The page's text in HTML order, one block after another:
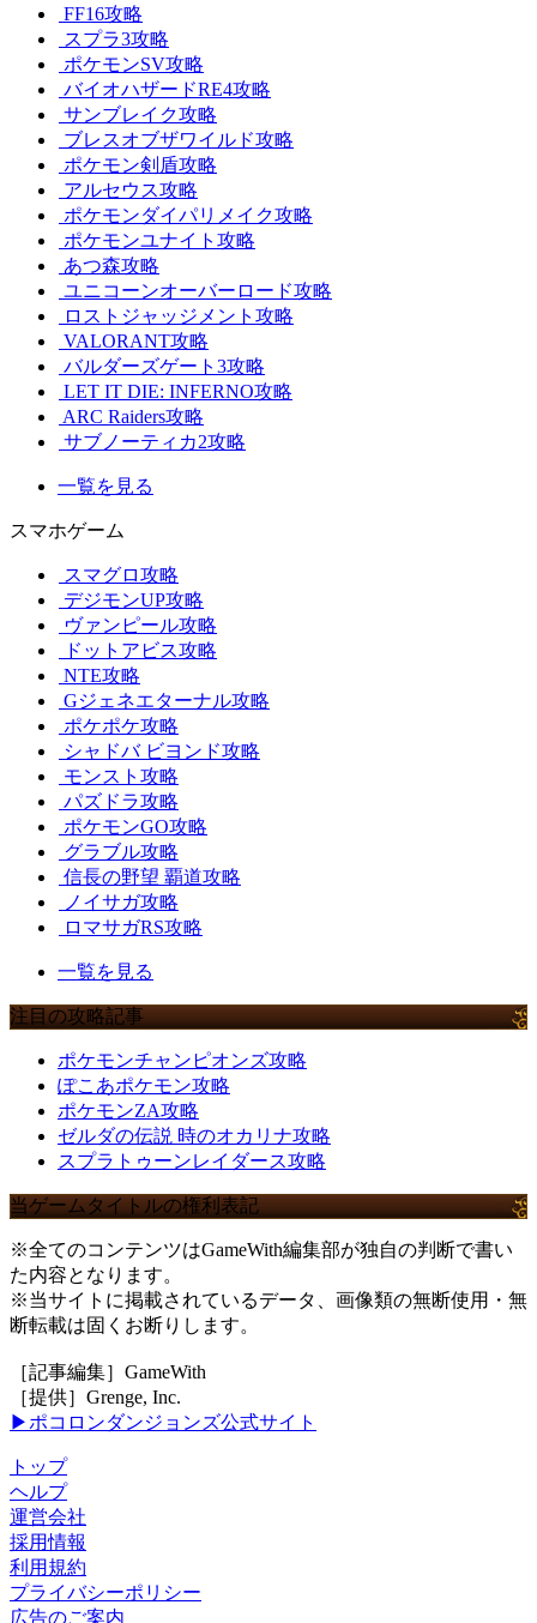
FF16攻略
スプラ3攻略
ポケモンSV攻略
バイオハザードRE4攻略
サンブレイク攻略
ブレスオブザワイルド攻略
ポケモン剣盾攻略
アルセウス攻略
ポケモンダイパリメイク攻略
ポケモンユナイト攻略
あつ森攻略
ユニコーンオーバーロード攻略
ロストジャッジメント攻略
VALORANT攻略
バルダーズゲート3攻略
LET IT DIE: INFERNO攻略
ARC Raiders攻略
サブノーティカ2攻略
一覧を見る
スマホゲーム
スマグロ攻略
デジモンUP攻略
ヴァンピール攻略
ドットアビス攻略
NTE攻略
Gジェネエターナル攻略
ポケポケ攻略
シャドバ ビヨンド攻略
モンスト攻略
パズドラ攻略
ポケモンGO攻略
グラブル攻略
信長の野望 覇道攻略
ノイサガ攻略
ロマサガRS攻略
一覧を見る
注目の攻略記事
ポケモンチャンピオンズ攻略
ぽこあポケモン攻略
ポケモンZA攻略
ゼルダの伝説 時のオカリナ攻略
スプラトゥーンレイダース攻略
当ゲームタイトルの権利表記
※全てのコンテンツはGameWith編集部が独自の判断で書い
た内容となります。
※当サイトに掲載されているデータ、画像類の無断使用・無
断転載は固くお断りします。
［記事編集］GameWith
［提供］Grenge, Inc.
▶ポコロンダンジョンズ公式サイト
トップ
ヘルプ
運営会社
採用情報
利用規約
プライバシーポリシー
広告のご案内